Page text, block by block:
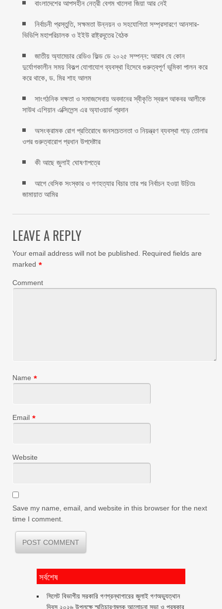
বাংলাদেশের আপসহীন নেত্রী বেগম খালেদা জিয়া আর নেই
নির্বাচনী প্রস্তুতি, সক্ষমতা উন্নয়ন ও সহযোগিতা সম্প্রসারণে আনসার-
ভিডিপি মহাপরিচালক ও ইইউ রাষ্ট্রদূতের বৈঠক
জাতীয় অ্যামেচার রেডিও ফিল্ড ডে ২০২৫ সম্পন্ন: আরাব যে কোন
দুর্যোগকালীন সময় বিকল্প যোগাযোগ ব্যবস্থা হিসেবে গুরুত্বপূর্ণ ভূমিকা পালন করে
করে থাকে, ড. মির শাহ আলম
সাংগঠনিক দক্ষতা ও সমাজসেবায় অবদানের স্বীকৃতি স্বরূপ আকবর আলীকে
সাউথ এশিয়ান এক্সিলেন্স এর অ্যাওয়ার্ড প্রদান
অসংক্রামক রোগ প্রতিরোধে জনসচেতনতা ও নিয়ন্ত্রণ ব্যবস্থা গড়ে তোলার
ওপর গুরুত্বারোপ প্রধান উপদেষ্টার
কী আছে জুলাই ঘোষণাপত্রে
আগে বেসিক সংস্কার ও গণহত্যার বিচার তার পর নির্বাচন হওয়া উচিতঃ
জামায়াত আমির
LEAVE A REPLY
Your email address will not be published.
Required fields are
marked *
Comment
Name *
Email *
Website
Save my name, email, and website in this browser for the next
time I comment.
সর্বশেষ
সিলেট বিভাগীয় সরকারি গণগ্রন্থাগারের জুলাই গণঅভ্যুত্থান
দিবস ২০২৬ উপলক্ষে স্মৃতিচারণমূলক আলোচনা সভা ও পুরষ্কার